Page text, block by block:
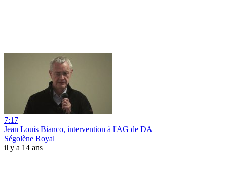
7:17
Jean Louis Bianco, intervention à l'AG de DA
Ségolène Royal
il y a 14 ans